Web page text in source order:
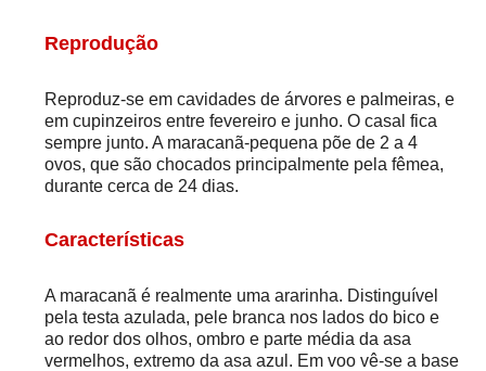
Reprodução
Reproduz-se em cavidades de árvores e palmeiras, e
em cupinzeiros entre fevereiro e junho. O casal fica
sempre junto. A maracanã-pequena põe de 2 a 4
ovos, que são chocados principalmente pela fêmea,
durante cerca de 24 dias.
Características
A maracanã é realmente uma ararinha. Distinguível
pela testa azulada, pele branca nos lados do bico e
ao redor dos olhos, ombro e parte média da asa
vermelhos, extremo da asa azul. Em voo vê-se a base